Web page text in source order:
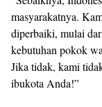
masyarakatnya.
diperbaiki, mulai
kebutuhan pokok
Jika tidak, kami
ibukota Anda!”